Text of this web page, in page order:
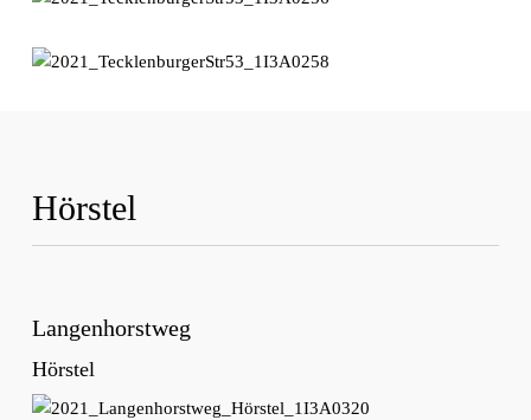
Hörstel
Langenhorstweg
Hörstel